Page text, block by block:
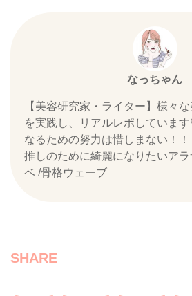
なっちゃん
【美容研究家・ライター】様々
を実践し、リアルレポしていま
なるための努力は惜しまない！
推しのために綺麗になりたいア
ベ /骨格ウェーブ
SHARE